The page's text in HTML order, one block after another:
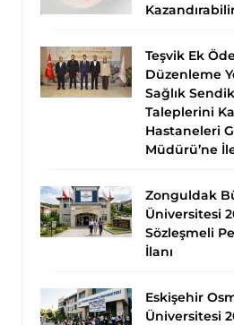
Teşvik Ek
Düzenleme
Sağlık
Taleplerini
Hastaneleri
Müdürü’ne
Zonguldak
Üniversitesi
Sözleşmeli
İlanı
Eskişehir
Üniversitesi